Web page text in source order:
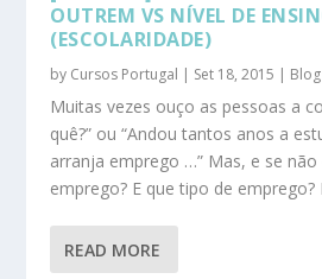
OUTREM VS NÍVEL DE
(ESCOLARIDADE)
by Cursos Portugal | Set 18, 2015 | Blog
Muitas vezes ouço as pessoas a
quê?” ou “Andou tantos anos a
arranja emprego …” Mas, e se
emprego? E que tipo de emprego?
READ MORE